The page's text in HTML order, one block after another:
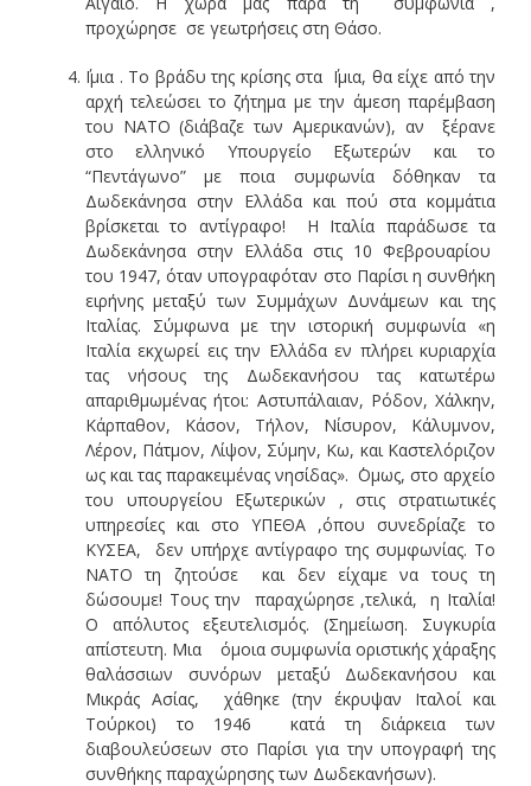
προχώρησε σε γεωτρήσεις στη Θάσο.
΄Ιμια . Το βράδυ της κρίσης στα ΄Ιμια, θα είχε από την
αρχή τελεώσει το ζήτημα με την άμεση παρέμβαση
του ΝΑΤΟ (διάβαζε των Αμερικανών), αν ξέρανε
στο ελληνικό Υπουργείο Εξωτερών και το
“Πεντάγωνο” με ποια συμφωνία δόθηκαν τα
Δωδεκάνησα στην Ελλάδα και πού στα κομμάτια
βρίσκεται το αντίγραφο! Η Ιταλία παράδωσε τα
Δωδεκάνησα στην Ελλάδα στις 10 Φεβρουαρίου
του 1947, όταν υπογραφόταν στο Παρίσι η συνθήκη
ειρήνης μεταξύ των Συμμάχων Δυνάμεων και της
Ιταλίας. Σύμφωνα με την ιστορική συμφωνία «η
Ιταλία εκχωρεί εις την Ελλάδα εν πλήρει κυριαρχία
τας νήσους της Δωδεκανήσου τας κατωτέρω
απαριθμωμένας ήτοι: Αστυπάλαιαν, Ρόδον, Χάλκην,
Κάρπαθον, Κάσον, Τήλον, Νίσυρον, Κάλυμνον,
Λέρον, Πάτμον, Λίψον, Σύμην, Κω, και Καστελόριζον
ως και τας παρακειμένας νησίδας». ΄Ομως, στο αρχείο
του υπουργείου Εξωτερικών , στις στρατιωτικές
υπηρεσίες και στο ΥΠΕΘΑ ,όπου συνεδρίαζε το
ΚΥΣΕΑ, δεν υπήρχε αντίγραφο της συμφωνίας. Το
ΝΑΤΟ τη ζητούσε και δεν είχαμε να τους τη
δώσουμε! Τους την παραχώρησε ,τελικά, η Ιταλία!
Ο απόλυτος εξευτελισμός. (Σημείωση. Συγκυρία
απίστευτη. Μια όμοια συμφωνία οριστικής χάραξης
θαλάσσιων συνόρων μεταξύ Δωδεκανήσου και
Μικράς Ασίας, χάθηκε (την έκρυψαν Ιταλοί και
Τούρκοι) το 1946 κατά τη διάρκεια των
διαβουλεύσεων στο Παρίσι για την υπογραφή της
συνθήκης παραχώρησης των Δωδεκανήσων).